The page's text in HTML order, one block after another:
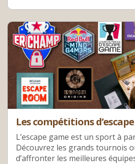
Les compétitions
L’escape game est un sport à
Découvrez les grands tournois
d’affronter les meilleures